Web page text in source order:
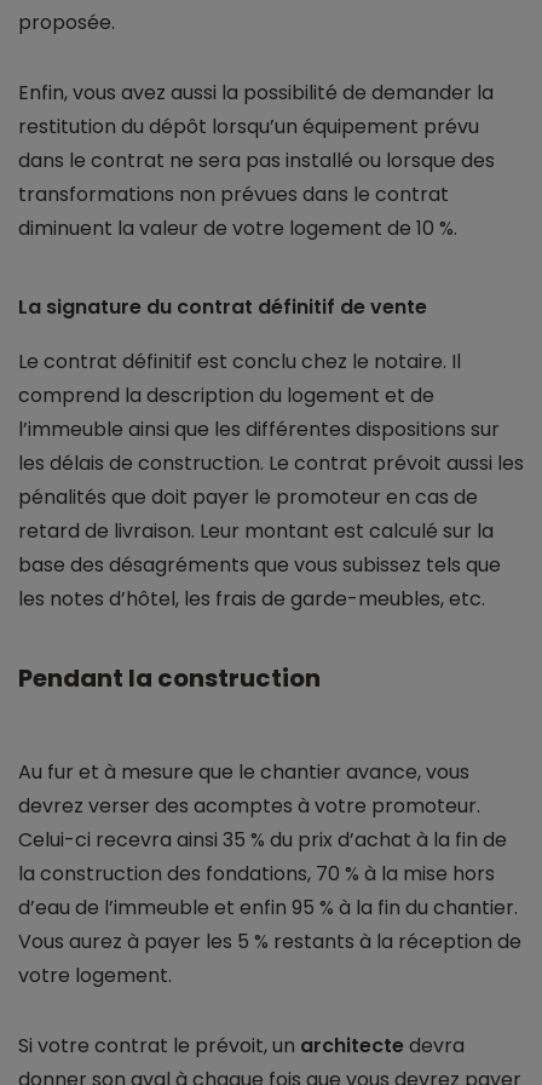
proposée.
Enfin, vous avez aussi la possibilité de demander la
restitution du dépôt lorsqu’un équipement prévu
dans le contrat ne sera pas installé ou lorsque des
transformations non prévues dans le contrat
diminuent la valeur de votre logement de 10 %.
La signature du contrat définitif de vente
Le contrat définitif est conclu chez le notaire. Il
comprend la description du logement et de
l’immeuble ainsi que les différentes dispositions sur
les délais de construction. Le contrat prévoit aussi les
pénalités que doit payer le promoteur en cas de
retard de livraison. Leur montant est calculé sur la
base des désagréments que vous subissez tels que
les notes d’hôtel, les frais de garde-meubles, etc.
Pendant la construction
Au fur et à mesure que le chantier avance, vous
devrez verser des acomptes à votre promoteur.
Celui-ci recevra ainsi 35 % du prix d’achat à la fin de
la construction des fondations, 70 % à la mise hors
d’eau de l’immeuble et enfin 95 % à la fin du chantier.
Vous aurez à payer les 5 % restants à la réception de
votre logement.
Si votre contrat le prévoit, un architectedevra
donner son aval à chaque fois que vous devrez payer